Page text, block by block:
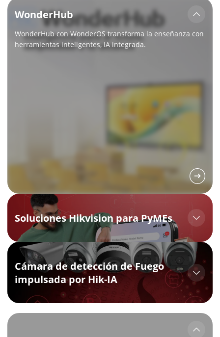
WonderHub
WonderHub con WonderOS transforma la enseñanza con
herramientas inteligentes, IA integrada.
Soluciones Hikvision para PyMEs
Cámara de detección de Fuego
impulsada por Hik-IA